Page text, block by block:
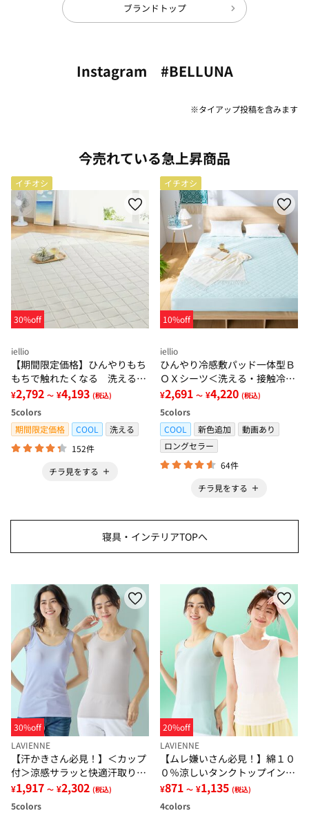
ブランドトップ
Instagram #BELLUNA
※タイアップ投稿を含みます
今売れている急上昇商品
イチオシ
30%off
iellio
【期間限定価格】ひんやりもち
もちで触れたくなる 洗えるラ
グ＜低反発・滑りにくい・接触
冷感・防ダニ・カーペット＞
¥2,792 ～ ¥4,193 (税込)
5colors
期間限定価格
COOL
洗える
152件
チラ見をする
イチオシ
10%off
iellio
ひんやり冷感敷パッド一体型Ｂ
ＯＸシーツ＜洗える・接触冷
感・抗菌防臭・時短・家事楽・
ボックスシーツ・寝苦しさ対策
＞
¥2,691 ～ ¥4,220 (税込)
5colors
COOL
新色追加
動画あり
ロングセラー
64件
チラ見をする
寝具・インテリアTOPへ
30%off
LAVIENNE
【汗かきさん必見！】＜カップ
付＞涼感サラッと快適汗取りタ
ンクトップインナー＜さらりラ
ボ＞
¥1,917 ～ ¥2,302 (税込)
5colors
20%off
LAVIENNE
【ムレ嫌いさん必見！】綿１０
０％涼しいタンクトップインナ
ー＜さらりラボ＞
¥871 ～ ¥1,135 (税込)
4colors